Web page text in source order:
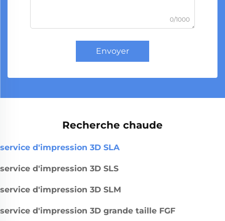
0/1000
Envoyer
Recherche chaude
service d'impression 3D SLA
service d'impression 3D SLS
service d'impression 3D SLM
service d'impression 3D grande taille FGF